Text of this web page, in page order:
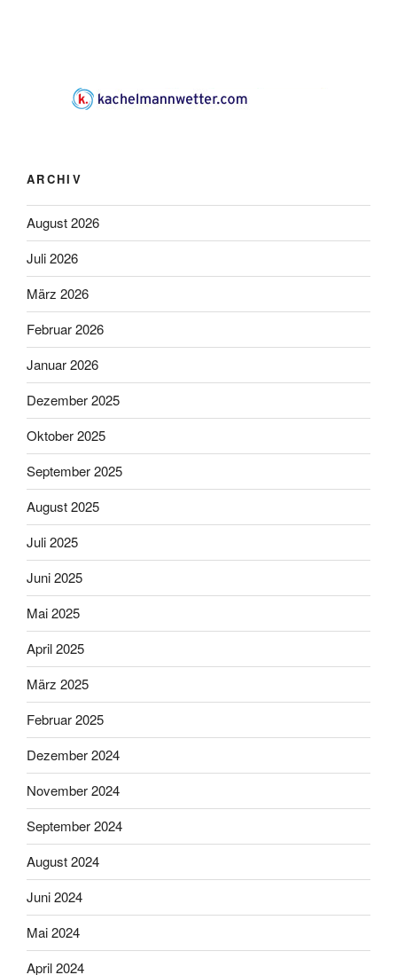
ARCHIV
August 2026
Juli 2026
März 2026
Februar 2026
Januar 2026
Dezember 2025
Oktober 2025
September 2025
August 2025
Juli 2025
Juni 2025
Mai 2025
April 2025
März 2025
Februar 2025
Dezember 2024
November 2024
September 2024
August 2024
Juni 2024
Mai 2024
April 2024